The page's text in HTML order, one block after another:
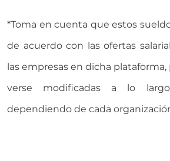
*Toma en cuenta que estos
de acuerdo con las ofertas
las empresas en dicha
verse modificadas a lo
dependiendo de cada